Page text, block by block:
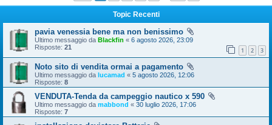
Topic Recenti
pavia venessia bene ma non benissimo
Ultimo messaggio da Blackfin « 6 agosto 2026, 23:09
Risposte: 21 1 2 3
Noto sito di vendita ormai a pagamento
Ultimo messaggio da lucamad « 5 agosto 2026, 12:06
Risposte: 8
VENDUTA-Tenda da campeggio nautico x 590
Ultimo messaggio da mabbond « 30 luglio 2026, 17:06
Risposte: 7